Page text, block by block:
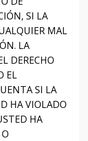
SI LA
MAL
LA
DERECHO
EL
SI LA
HA VIOLADO
HA